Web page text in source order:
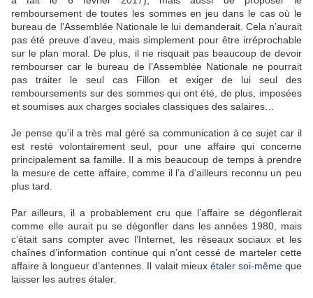
remboursement de toutes les sommes en jeu dans le cas où le
bureau de l’Assemblée Nationale le lui demanderait. Cela n’aurait
pas été preuve d’aveu, mais simplement pour être irréprochable
sur le plan moral. De plus, il ne risquait pas beaucoup de devoir
rembourser car le bureau de l’Assemblée Nationale ne pourrait
pas traiter le seul cas Fillon et exiger de lui seul des
remboursements sur des sommes qui ont été, de plus, imposées
et soumises aux charges sociales classiques des salaires…
Je pense qu’il a très mal géré sa communication à ce sujet car il
est resté volontairement seul, pour une affaire qui concerne
principalement sa famille. Il a mis beaucoup de temps à prendre
la mesure de cette affaire, comme il l’a d’ailleurs reconnu un peu
plus tard.
Par ailleurs, il a probablement cru que l’affaire se dégonflerait
comme elle aurait pu se dégonfler dans les années 1980, mais
c’était sans compter avec l’Internet, les réseaux sociaux et les
chaînes d’information continue qui n’ont cessé de marteler cette
affaire à longueur d’antennes. Il valait mieux étaler soi-mêmeque
laisser les autres étaler.